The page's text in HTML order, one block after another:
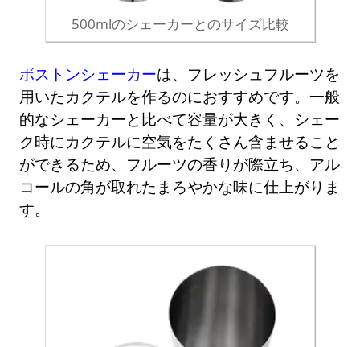
500mlのシェーカーとのサイズ比較
ボストンシェーカーは、フレッシュフルーツを
用いたカクテルを作るのにおすすめです。一般
的なシェーカーと比べて容量が大きく、シェー
ク時にカクテルに空気をたくさん含ませること
ができるため、フルーツの香りが際立ち、アル
コールの角が取れたまろやかな味に仕上がりま
す。